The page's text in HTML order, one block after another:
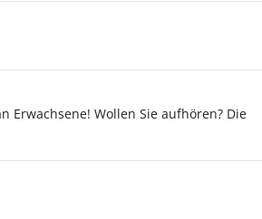
Wollen Sie aufhören? Die